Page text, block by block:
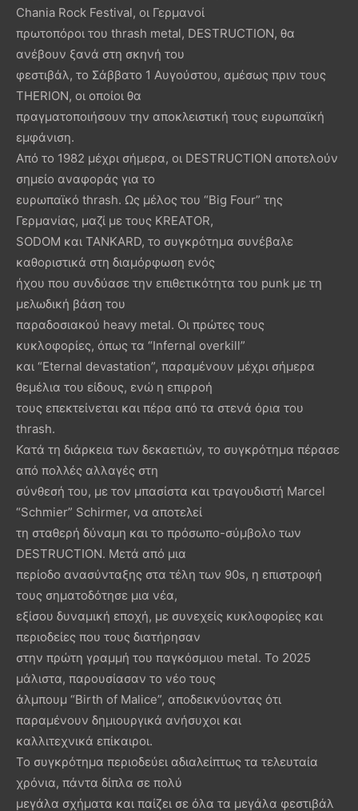
Chania Rock Festival, οι Γερμανοί
πρωτοπόροι του thrash metal, DESTRUCTION, θα
ανέβουν ξανά στη σκηνή του
φεστιβάλ, το Σάββατο 1 Αυγούστου, αμέσως πριν τους
THERION, οι οποίοι θα
πραγματοποιήσουν την αποκλειστική τους ευρωπαϊκή
εμφάνιση.
Από το 1982 μέχρι σήμερα, οι DESTRUCTION αποτελούν
σημείο αναφοράς για το
ευρωπαϊκό thrash. Ως μέλος του “Big Four” της
Γερμανίας, μαζί με τους KREATOR,
SODOM και TANKARD, το συγκρότημα συνέβαλε
καθοριστικά στη διαμόρφωση ενός
ήχου που συνδύασε την επιθετικότητα του punk με τη
μελωδική βάση του
παραδοσιακού heavy metal. Οι πρώτες τους
κυκλοφορίες, όπως τα “Infernal overkill”
και “Eternal devastation”, παραμένουν μέχρι σήμερα
θεμέλια του είδους, ενώ η επιρροή
τους επεκτείνεται και πέρα από τα στενά όρια του
thrash.
Κατά τη διάρκεια των δεκαετιών, το συγκρότημα πέρασε
από πολλές αλλαγές στη
σύνθεσή του, με τον μπασίστα και τραγουδιστή Marcel
“Schmier” Schirmer, να αποτελεί
τη σταθερή δύναμη και το πρόσωπο-σύμβολο των
DESTRUCTION. Μετά από μια
περίοδο ανασύνταξης στα τέλη των 90s, η επιστροφή
τους σηματοδότησε μια νέα,
εξίσου δυναμική εποχή, με συνεχείς κυκλοφορίες και
περιοδείες που τους διατήρησαν
στην πρώτη γραμμή του παγκόσμιου metal. Το 2025
μάλιστα, παρουσίασαν το νέο τους
άλμπουμ “Birth of Malice”, αποδεικνύοντας ότι
παραμένουν δημιουργικά ανήσυχοι και
καλλιτεχνικά επίκαιροι.
Το συγκρότημα περιοδεύει αδιαλείπτως τα τελευταία
χρόνια, πάντα δίπλα σε πολύ
μεγάλα σχήματα και παίζει σε όλα τα μεγάλα φεστιβάλ